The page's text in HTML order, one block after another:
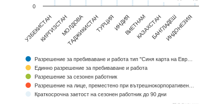
Разрешение за пребиваване и работа тип "Синя карта на Евр…
Единно разрешение за пребиваване и работа
Разрешение за сезонен работник
Разрешение на лице, преместено при вътрешнокорпоративен…
Краткосрочна заетост на сезонен работник до 90 дни
УЗБЕКИСТАНКИРГИЗСТАНМОЛДОВА
ТАДЖИКИСТАНТУРЦИЯИНДИЯВИЕТНАМКАЗАХСТАНБАНГЛАДЕШИНДОНЕЗИЯ
0